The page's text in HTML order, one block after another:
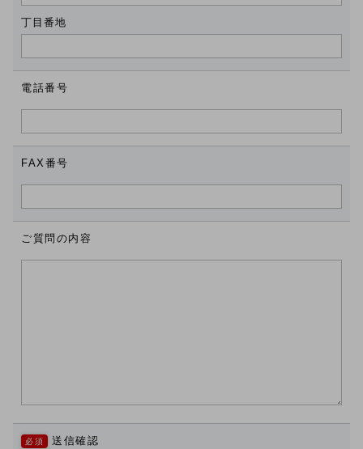
丁目番地
電話番号
FAX番号
ご質問の内容
送信確認